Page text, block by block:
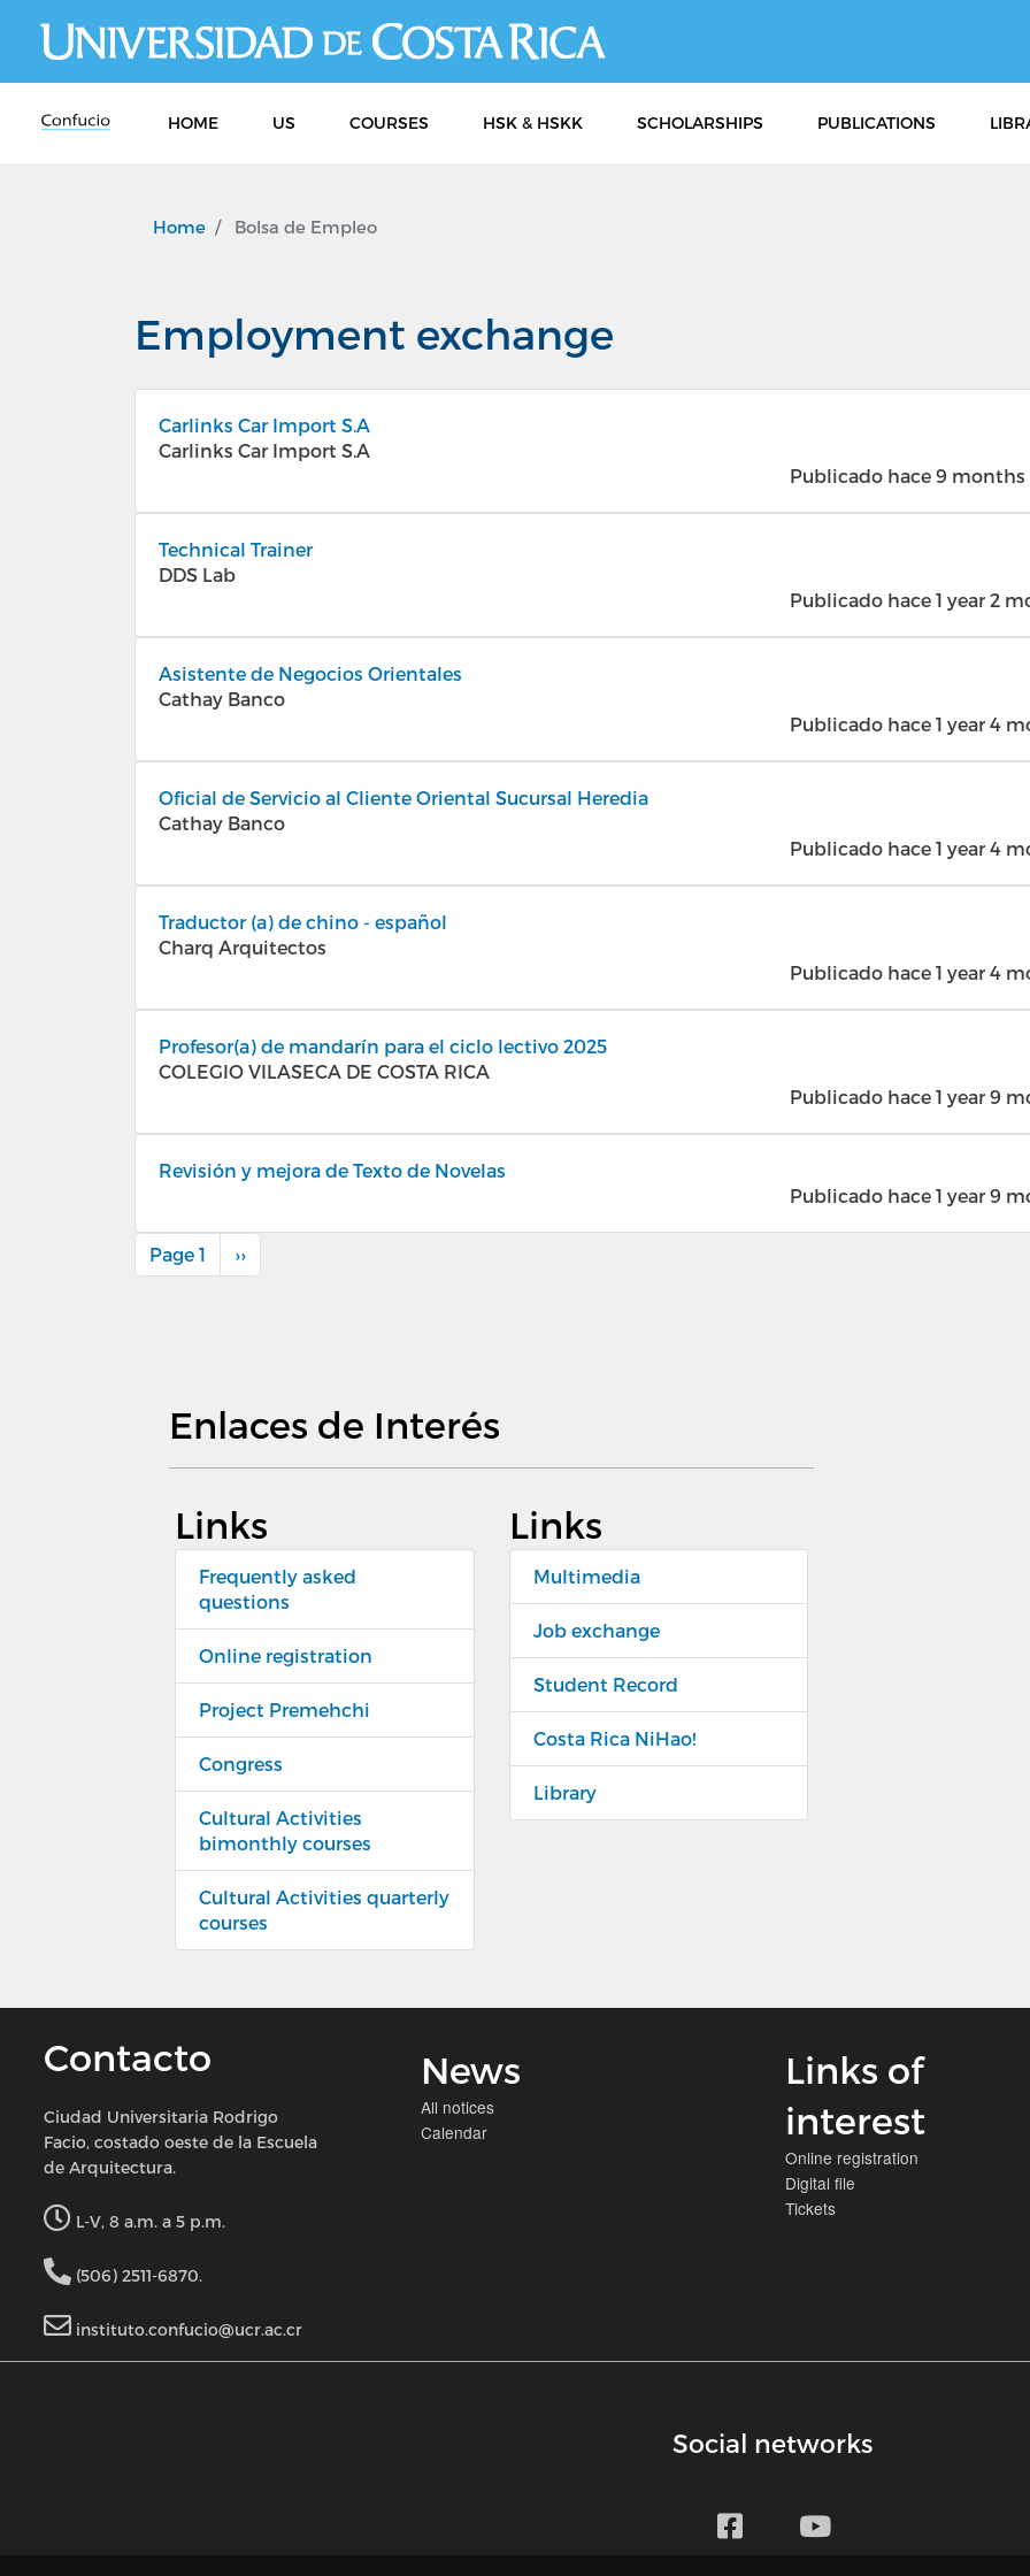
HOME US COURSES HSK & HSKK SCHOLARSHIPS PUBLICATIONS
Home Bolsa de Empleo
Employment exchange
Carlinks Car Import S.A
Carlinks Car Import S.A
Publicado hace 9 months
Technical Trainer
DDS Lab
Publicado hace 1 year 2
Asistente de Negocios Orientales
Cathay Banco
Publicado hace 1 year 4
Oficial de Servicio al Cliente Oriental Sucursal Heredia
Cathay Banco
Publicado hace 1 year 4
Traductor (a) de chino - español
Charq Arquitectos
Publicado hace 1 year 4
Profesor(a) de mandarín para el ciclo lectivo 2025
COLEGIO VILASECA DE COSTA RICA
Publicado hace 1 year 9
Revisión y mejora de Texto de Novelas
Publicado hace 1 year 9
Pagination
Page 1
Next
page
››
Enlaces de Interés
Links
Frequently asked
questions
Online registration
Project Premehchi
Congress
Cultural Activities
bimonthly courses
Cultural Activities quarterly
courses
Links
Multimedia
Job exchange
Student Record
Costa Rica NiHao!
Library
Contacto
Ciudad Universitaria Rodrigo
Facio, costado oeste de la Escuela
de Arquitectura.
L-V, 8 a.m. a 5 p.m.
(506) 2511-6870.
instituto.confucio@ucr.ac.cr
News
All notices
Calendar
Links of
interest
Online registration
Digital file
Tickets
Social networks